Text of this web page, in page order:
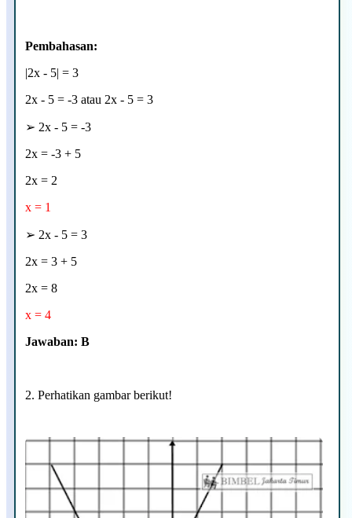
Pembahasan:
|2x - 5| = 3
2x - 5 = -3 atau 2x - 5 = 3
➢ 2x - 5 = -3
2x = -3 + 5
2x = 2
x = 1
➢ 2x - 5 = 3
2x = 3 + 5
2x = 8
x = 4
Jawaban: B
2. Perhatikan gambar berikut!